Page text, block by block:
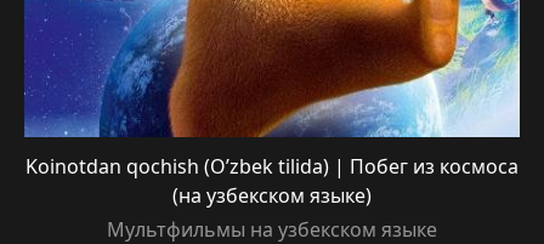
Koinotdan qochish (O’zbek tilida) | Побег из космоса
(на узбекском языке)
Мультфильмы на узбекском языке